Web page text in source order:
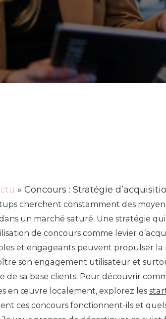
» Concours : Stratégie
cherchent constamment des
un marché saturé. Une stratégie
de concours comme levier
et engageants peuvent propulser
son engagement utilisateur et
de sa base clients. Pour découvrir
en œuvre localement, explorez les
ces concours fonctionnent-ils et